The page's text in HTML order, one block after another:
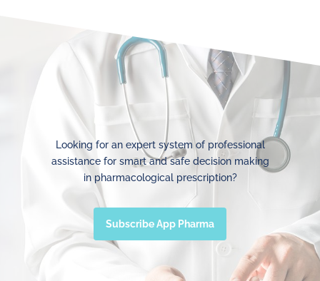
Looking for an expert system of professional
assistance for smart and safe decision making
in pharmacological prescription?
Subscribe App Pharma